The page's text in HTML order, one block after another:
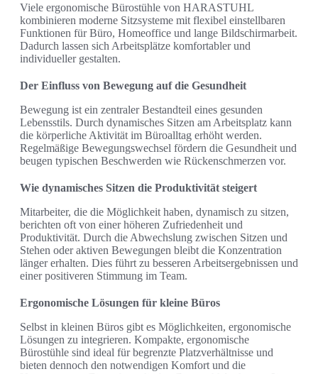
Viele ergonomische Bürostühle von HARASTUHL
kombinieren moderne Sitzsysteme mit flexibel einstellbaren
Funktionen für Büro, Homeoffice und lange Bildschirmarbeit.
Dadurch lassen sich Arbeitsplätze komfortabler und
individueller gestalten.
Der Einfluss von Bewegung auf die Gesundheit
Bewegung ist ein zentraler Bestandteil eines gesunden
Lebensstils. Durch dynamisches Sitzen am Arbeitsplatz kann
die körperliche Aktivität im Büroalltag erhöht werden.
Regelmäßige Bewegungswechsel fördern die Gesundheit und
beugen typischen Beschwerden wie Rückenschmerzen vor.
Wie dynamisches Sitzen die Produktivität steigert
Mitarbeiter, die die Möglichkeit haben, dynamisch zu sitzen,
berichten oft von einer höheren Zufriedenheit und
Produktivität. Durch die Abwechslung zwischen Sitzen und
Stehen oder aktiven Bewegungen bleibt die Konzentration
länger erhalten. Dies führt zu besseren Arbeitsergebnissen und
einer positiveren Stimmung im Team.
Ergonomische Lösungen für kleine Büros
Selbst in kleinen Büros gibt es Möglichkeiten, ergonomische
Lösungen zu integrieren. Kompakte, ergonomische
Bürostühle sind ideal für begrenzte Platzverhältnisse und
bieten dennoch den notwendigen Komfort und die